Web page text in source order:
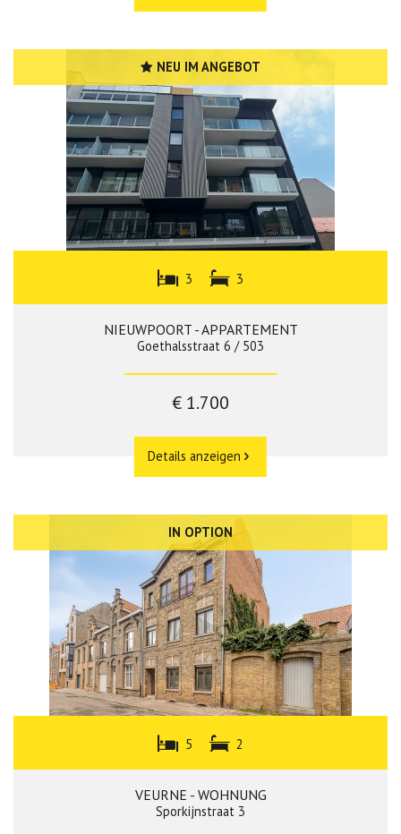
NEU IM ANGEBOT
3 3
NIEUWPOORT - APPARTEMENT
Goethalsstraat 6 / 503
€ 1.700
Details anzeigen
IN OPTION
5 2
VEURNE - WOHNUNG
Sporkijnstraat 3